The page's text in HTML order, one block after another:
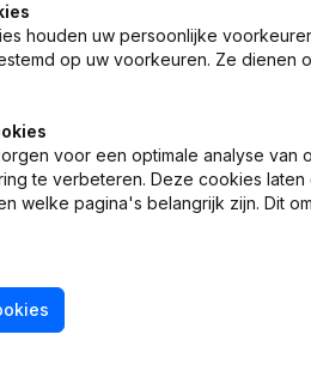
Zetel
Zetel -
Oprichting (Nieuwe
houden uw persoonlijke
op uw voorkeuren. Ze dienen
voor een optimale analyse van
te verbeteren. Deze cookies
welke pagina's belangrijk zijn. Dit